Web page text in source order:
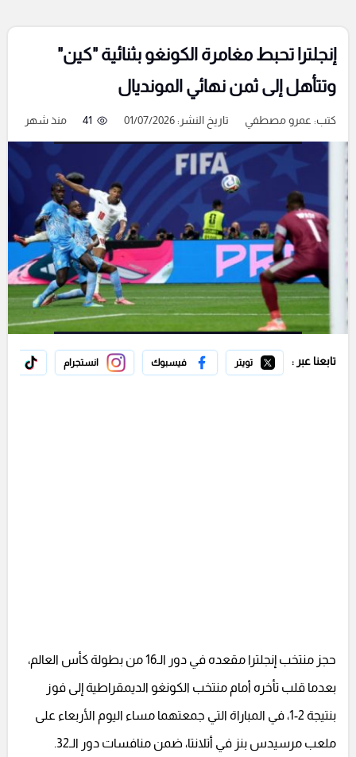
إنجلترا تحبط مغامرة الكونغو بثنائية "كين"
وتتأهل إلى ثمن نهائي المونديال
كتب: عمرو مصطفي تاريخ النشر: 01/07/2026 41 منذ شهر
تابعنا عبر : تويتر فيسبوك انستجرام
حجز منتخب إنجلترا مقعده في دور الـ16 من بطولة كأس العالم،
بعدما قلب تأخره أمام منتخب الكونغو الديمقراطية إلى فوز
بنتيجة 2-1، في المباراة التي جمعتهما مساء اليوم الأربعاء على
ملعب مرسيدس بنز في أتلانتا، ضمن منافسات دور الـ32.